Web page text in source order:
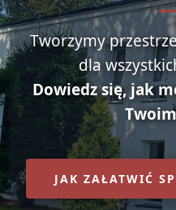
Tworzymy
dla
Dowiedz się, jak
JAK ZAŁATWIĆ